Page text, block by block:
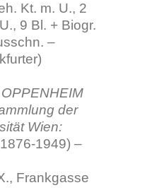
Kt. m. U., 2
9 Bl. + Biogr.
–
der
Wien:
1949) –
Frankgasse